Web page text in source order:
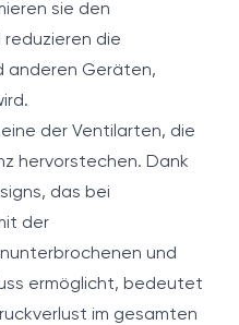
sie den
reduzieren die
anderen Geräten,
der Ventilarten, die
hervorstechen. Dank
das bei
der
und
ermöglicht, bedeutet
im gesamten